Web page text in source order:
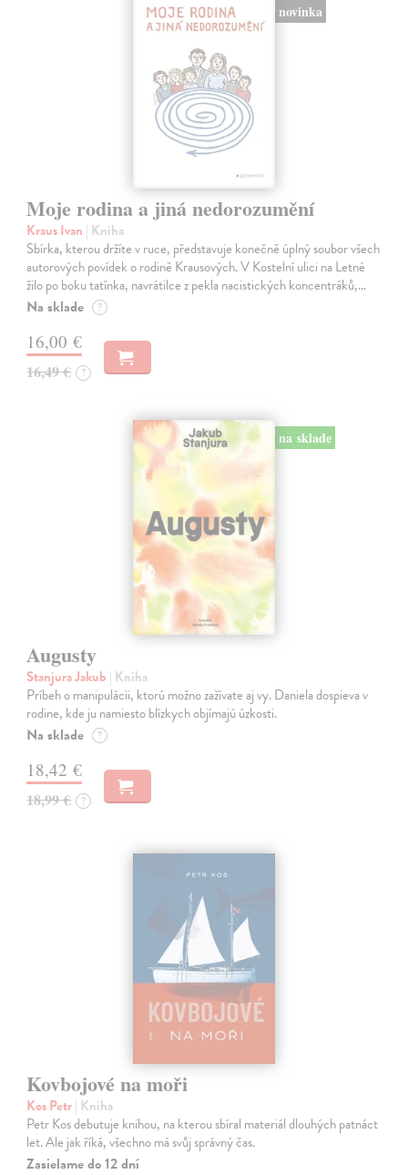
novinka
Moje rodina a jiná nedorozumění
Kraus Ivan | Kniha
Sbírka, kterou držíte v ruce, představuje konečně úplný soubor všech
autorových povídek o rodině Krausových. V Kostelní ulici na Letné
žilo po boku tatínka, navrátilce z pekla nacistických koncentráků,…
Na sklade ?
16,00 €
16,49 € ?
na sklade
Augusty
Stanjura Jakub | Kniha
Príbeh o manipulácii, ktorú možno zažívate aj vy. Daniela dospieva v
rodine, kde ju namiesto blízkych objímajú úzkosti.
Na sklade ?
18,42 €
18,99 € ?
Kovbojové na moři
Kos Petr| Kniha
Petr Kos debutuje knihou, na kterou sbíral materiál dlouhých patnáct
let. Ale jak říká, všechno má svůj správný čas.
Zasielame do 12 dní